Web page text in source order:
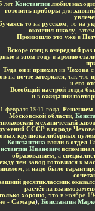
лет Константинлюбил
готовить приборы для
то на русском , то на
окончил школу ,
Произошло это ужев
Вскоре отец в очередной раз
в этом году в армию
Туда он и приехал из Чехова с
на почте затерялся, так что
и его
Всеобщий настрой тогда
и в ожидании
1 февраля 1941 года, Решением
Московской области
механический
СССР в городе
крупнокалиберных
Константина взяли в отдел
Иванович вспоминал
образованием , а
тем завод готовился к
, и надо было
десятиклассник
расчётна
хорошо , что в ноябре
- Самара) Константин